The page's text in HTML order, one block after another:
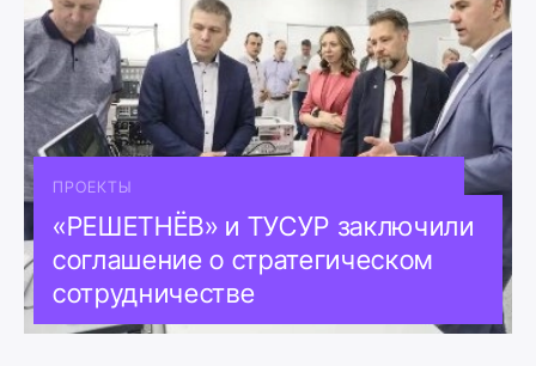
ПРОЕКТЫ
«РЕШЕТНЁВ» и ТУСУР заключили
соглашение о стратегическом
сотрудничестве